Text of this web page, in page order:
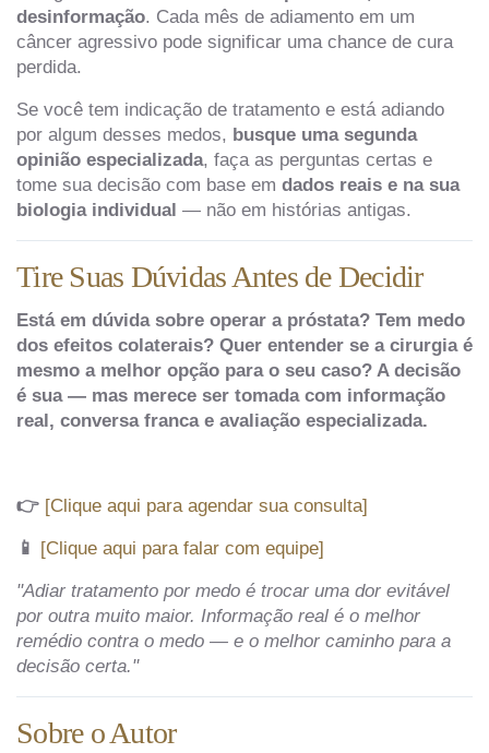
desinformação. Cada mês de adiamento em um
câncer agressivo pode significar uma chance de cura
perdida.
Se você tem indicação de tratamento e está adiando
por algum desses medos, busque uma segunda
opinião especializada, faça as perguntas certas e
tome sua decisão com base em dados reais e na sua
biologia individual — não em histórias antigas.
Tire Suas Dúvidas Antes de Decidir
Está em dúvida sobre operar a próstata? Tem medo
dos efeitos colaterais? Quer entender se a cirurgia é
mesmo a melhor opção para o seu caso? A decisão
é sua — mas merece ser tomada com informação
real, conversa franca e avaliação especializada.
👉 [Clique aqui para agendar sua consulta]
📱 [Clique aqui para falar com equipe]
"Adiar tratamento por medo é trocar uma dor evitável
por outra muito maior. Informação real é o melhor
remédio contra o medo — e o melhor caminho para a
decisão certa."
Sobre o Autor